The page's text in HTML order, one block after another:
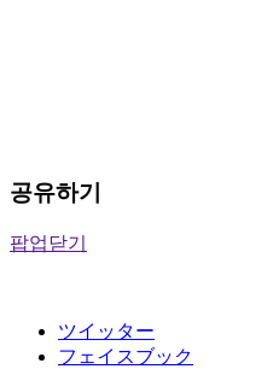
공유하기
팝업닫기
ツイッター
フェイスブック